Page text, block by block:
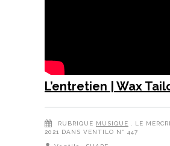
L’entretien | Wax
RUBRIQUE MUSIQUE
, LE
2021 DANS VENTILO N° 447